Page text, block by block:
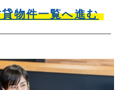
物件一覧へ進む